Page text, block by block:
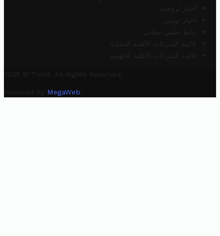
أخبار تروفيت
أخبار تونس
رابط خلفي مجاني
قائمة الشركات الأهلية المحلية
قائمة الشركات الأهلية الجهوية
2025 © Trovit. All Rights Reserved.
Powered By MegaWeb